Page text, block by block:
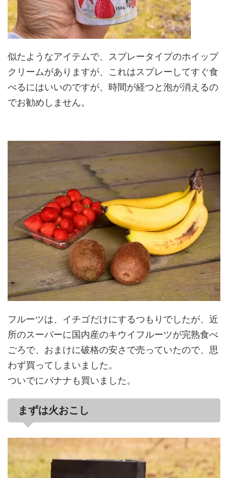
似たようなアイテムで、スプレータイプのホイップ
クリームがありますが、これはスプレーしてすぐ食
べるにはいいのですが、時間が経つと泡が消えるの
でお勧めしません。
フルーツは、イチゴだけにするつもりでしたが、近
所のスーパーに国内産のキウイフルーツが完熟食べ
ごろで、おまけに破格の安さで売っていたので、思
わず買ってしまいました。
ついでにバナナも買いました。
まずは火おこし